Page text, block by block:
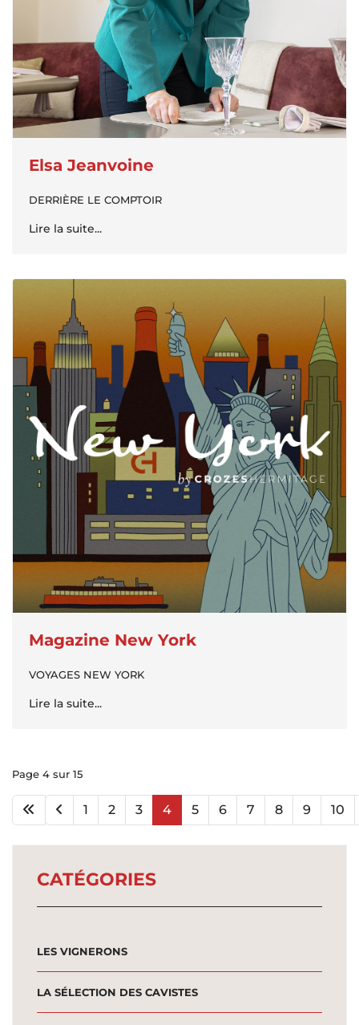
Elsa Jeanvoine
DERRIÈRE LE COMPTOIR
Lire la suite...
Magazine New York
VOYAGES NEW YORK
Lire la suite...
Page 4 sur 15
1 2 3 4 5 6 7 8 9 10
CATÉGORIES
LES VIGNERONS
LA SÉLECTION DES CAVISTES